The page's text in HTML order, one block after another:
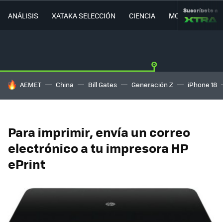
ANÁLISIS XATAKA SELECCIÓN CIENCIA MOVILIDAD
Suscríbete a
HOY SE HABLA DE
AEMET China Bill Gates Generación Z iPhone 18
Para imprimir, envía un correo
electrónico a tu impresora HP
ePrint